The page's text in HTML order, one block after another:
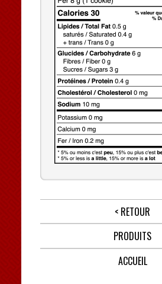
< RETOUR
PRODUITS
ACCUEIL